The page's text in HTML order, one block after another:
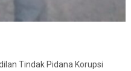
Tindak Pidana Korupsi